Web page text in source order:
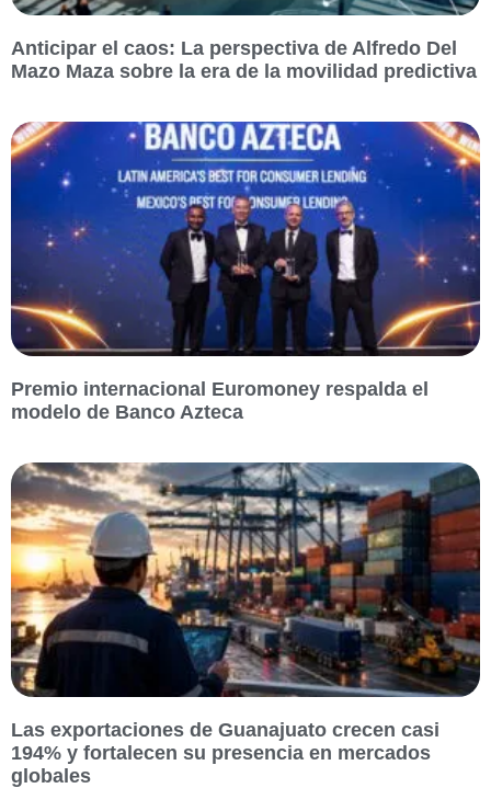
Anticipar el caos: La perspectiva de Alfredo Del
Mazo Maza sobre la era de la movilidad predictiva
Premio internacional Euromoney respalda el
modelo de Banco Azteca
Las exportaciones de Guanajuato crecen casi
194% y fortalecen su presencia en mercados
globales